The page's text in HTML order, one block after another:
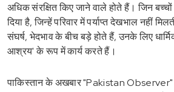
अधिक संरक्षित किए जाने वाले होते हैं। जिन
दिया है, जिन्हें परिवार में पर्याप्त देखभाल नहीं
संघर्ष, भेदभाव के बीच बड़े होते हैं, उनके लिए
आश्रय' के रूप में कार्य करते हैं।
पाकिस्तान के अखबार "Pakistan